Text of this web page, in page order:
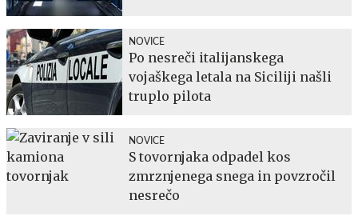
NOVICE
Po nesreči italijanskega
vojaškega letala na Siciliji našli
truplo pilota
NOVICE
S tovornjaka odpadel kos
zmrznjenega snega in povzročil
nesrečo